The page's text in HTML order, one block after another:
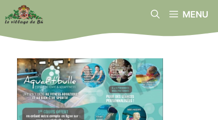
au
MENU